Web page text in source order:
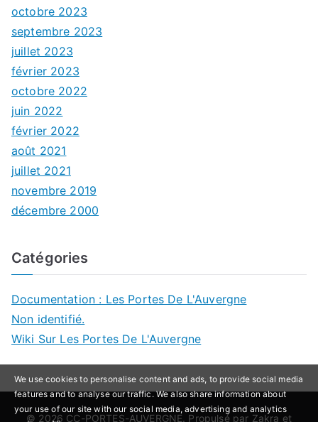
octobre 2023
septembre 2023
juillet 2023
février 2023
octobre 2022
juin 2022
février 2022
août 2021
juillet 2021
novembre 2019
décembre 2000
Catégories
Documentation : Les Portes De L'Auvergne
Non identifié.
Wiki Sur Les Portes De L'Auvergne
© 2026 CC-PORTES-AUVERGNE. Propulsé par Zakra et
We use cookies to personalise content and ads, to provide social media
features and to analyse our traffic. We also share information about
your use of our site with our social media, advertising and analytics